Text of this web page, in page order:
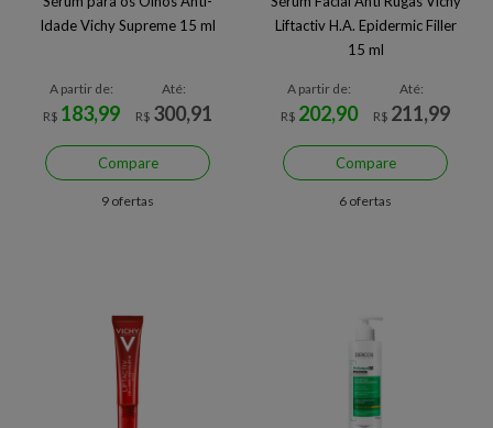
Idade Vichy Supreme 15 ml
A partir de:
R$ 183,99
Até:
R$ 300,91
Compare
9 ofertas
Liftactiv H.A. Epidermic Filler
15 ml
A partir de:
R$ 202,90
Até:
R$ 211,99
Compare
6 ofertas